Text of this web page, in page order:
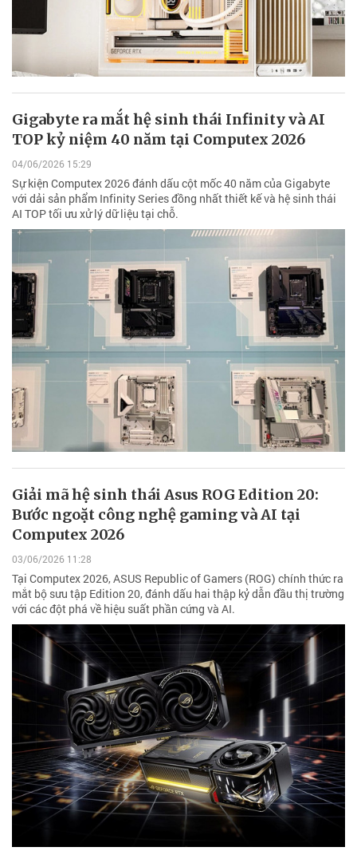
Gigabyte ra mắt hệ sinh thái Infinity và AI
TOP kỷ niệm 40 năm tại Computex 2026
04/06/2026 15:29
Sự kiện Computex 2026 đánh dấu cột mốc 40 năm của Gigabyte
với dải sản phẩm Infinity Series đồng nhất thiết kế và hệ sinh thái
AI TOP tối ưu xử lý dữ liệu tại chỗ.
Giải mã hệ sinh thái Asus ROG Edition 20:
Bước ngoặt công nghệ gaming và AI tại
Computex 2026
03/06/2026 11:28
Tại Computex 2026, ASUS Republic of Gamers (ROG) chính thức ra
mắt bộ sưu tập Edition 20, đánh dấu hai thập kỷ dẫn đầu thị trường
với các đột phá về hiệu suất phần cứng và AI.